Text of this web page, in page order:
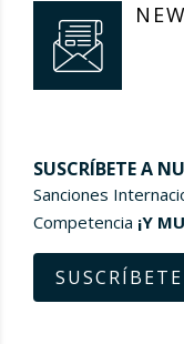
SUSCRÍBETE A
Sanciones
Competencia ¡Y